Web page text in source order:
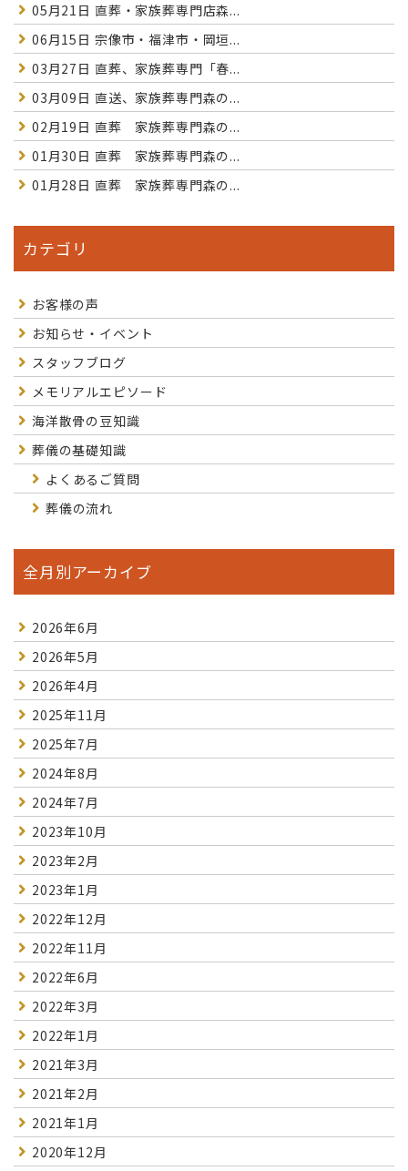
05月21日 直葬・家族葬専門店森...
06月15日 宗像市・福津市・岡垣...
03月27日 直葬、家族葬専門「春...
03月09日 直送、家族葬専門森の...
02月19日 直葬 家族葬専門森の...
01月30日 直葬 家族葬専門森の...
01月28日 直葬 家族葬専門森の...
カテゴリ
お客様の声
お知らせ・イベント
スタッフブログ
メモリアルエピソード
海洋散骨の豆知識
葬儀の基礎知識
よくあるご質問
葬儀の流れ
全月別アーカイブ
2026年6月
2026年5月
2026年4月
2025年11月
2025年7月
2024年8月
2024年7月
2023年10月
2023年2月
2023年1月
2022年12月
2022年11月
2022年6月
2022年3月
2022年1月
2021年3月
2021年2月
2021年1月
2020年12月